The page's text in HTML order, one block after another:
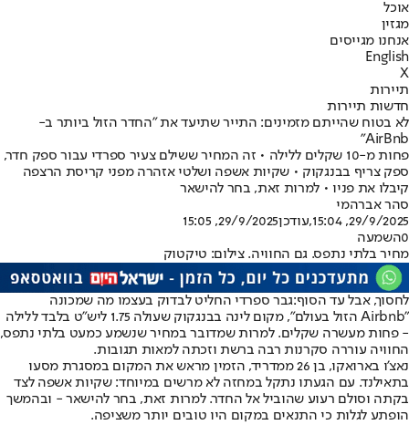
אוכל
מגזין
אנחנו מגייסים
English
X
תיירות
חדשות תיירות
לא בטוח שהייתם מזמינים: התייר שתיעד את "החדר הזול ביותר ב-
AirBnb"
פחות מ-10 שקלים ללילה • זה המחיר ששילם צעיר ספרדי עבור ספק חדר,
ספק צריף בבנגקוק • שקיות אשפה ושלטי אזהרה מפני קריסת הרצפה
קיבלו את פניו • למרות זאת, בחר להישאר
סהר אברהמי
29/9/2025, 15:04
,עודכן29/9/2025, 15:05
0השמעה
מחיר בלתי נתפס. גם החוויה. צילום: טיקטוק
לחסוך, אבל עד הסוף:גבר ספרדי החליט לבדוק בעצמו מה שמכונה
"Airbnb הזול בעולם", מקום לינה בבנגקוק שעולה 1.75 ליש"ט בלבד ללילה
- פחות מעשרה שקלים. למרות שמדובר במחיר שנשמע כמעט בלתי נתפס,
החוויה עוררה סקרנות רבה ברשת וזכתה למאות תגובות.
נאצ'ו בארואקו, בן 26 ממדריד, הזמין מראש את המקום במסגרת מסעו
בתאילנד. עם הגעתו נתקל במחזה לא מרשים במיוחד: שקיות אשפה לצד
בקתה וסולם רעוע שהוביל אל החדר. למרות זאת, בחר להישאר - ובהמשך
הופתע לגלות כי התנאים במקום היו טובים יותר משציפה.